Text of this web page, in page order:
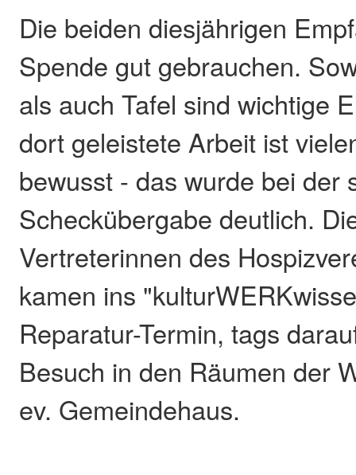
Die beiden diesjährigen
Spende gut gebrauchen.
als auch Tafel sind wichtige
dort geleistete Arbeit ist
bewusst - das wurde bei der
Scheckübergabe deutlich.
Vertreterinnen des
kamen ins
Reparatur-Termin, tags
Besuch in den Räumen der
ev. Gemeindehaus.